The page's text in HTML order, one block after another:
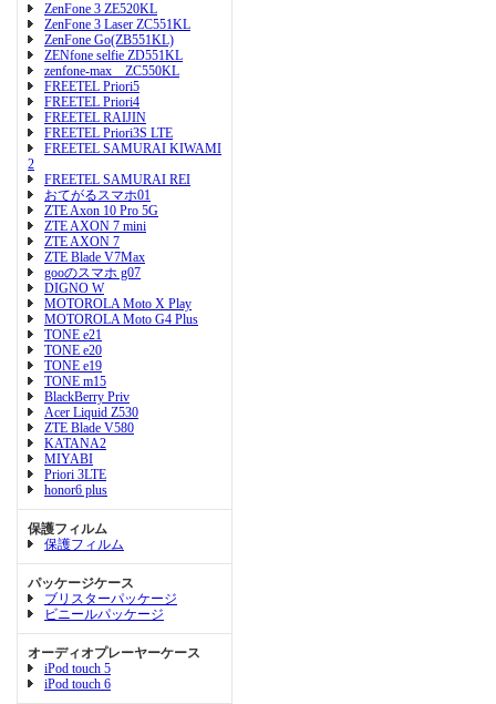
ZenFone 3 ZE520KL
ZenFone 3 Laser ZC551KL
ZenFone Go(ZB551KL)
ZENfone selfie ZD551KL
zenfone-max ZC550KL
FREETEL Priori5
FREETEL Priori4
FREETEL RAIJIN
FREETEL Priori3S LTE
FREETEL SAMURAI KIWAMI
2
FREETEL SAMURAI REI
おてがるスマホ01
ZTE Axon 10 Pro 5G
ZTE AXON 7 mini
ZTE AXON 7
ZTE Blade V7Max
gooのスマホ g07
DIGNO W
MOTOROLA Moto X Play
MOTOROLA Moto G4 Plus
TONE e21
TONE e20
TONE e19
TONE m15
BlackBerry Priv
Acer Liquid Z530
ZTE Blade V580
KATANA2
MIYABI
Priori 3LTE
honor6 plus
保護フィルム
保護フィルム
パッケージケース
ブリスターパッケージ
ビニールパッケージ
オーディオプレーヤーケース
iPod touch 5
iPod touch 6